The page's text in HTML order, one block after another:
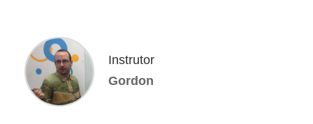
Instrutor
Gordon